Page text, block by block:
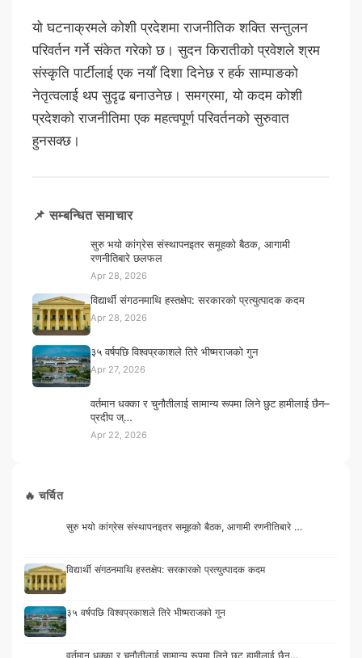
यो घटनाक्रमले कोशी प्रदेशमा राजनीतिक शक्ति सन्तुलन
परिवर्तन गर्ने संकेत गरेको छ। सुदन किरातीको प्रवेशले श्रम
संस्कृति पार्टीलाई एक नयाँ दिशा दिनेछ र हर्क साम्पाङको
नेतृत्वलाई थप सुदृढ बनाउनेछ। समग्रमा, यो कदम कोशी
प्रदेशको राजनीतिमा एक महत्वपूर्ण परिवर्तनको सुरुवात
हुनसक्छ।
📌 सम्बन्धित समाचार
सुरु भयो कांग्रेस संस्थापनइतर समूहको बैठक, आगामी
रणनीतिबारे छलफल
Apr 28, 2026
विद्यार्थी संगठनमाथि हस्तक्षेप: सरकारको प्रत्युत्पादक कदम
Apr 28, 2026
३५ वर्षपछि विश्वप्रकाशले तिरे भीष्मराजको गुन
Apr 27, 2026
वर्तमान धक्का र चुनौतीलाई सामान्य रूपमा लिने छुट हामीलाई छैन–
प्रदीप ज्…
Apr 22, 2026
🔥 चर्चित
सुरु भयो कांग्रेस संस्थापनइतर समूहको बैठक, आगामी रणनीतिबारे …
विद्यार्थी संगठनमाथि हस्तक्षेप: सरकारको प्रत्युत्पादक कदम
३५ वर्षपछि विश्वप्रकाशले तिरे भीष्मराजको गुन
वर्तमान धक्का र चुनौतीलाई सामान्य रूपमा लिने छुट हामीलाई छैन…